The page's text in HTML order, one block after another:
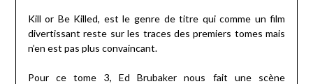
Kill or Be Killed, est le genre de titre qui comme un film
divertissant reste sur les traces des premiers tomes mais
n’en est pas plus convaincant.
Pour ce tome 3, Ed Brubaker nous fait une scène